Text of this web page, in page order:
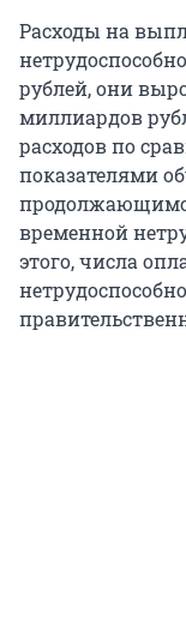
Расходы на
рублей, они
миллиардов
расходов по
показателями
временной
этого, числа